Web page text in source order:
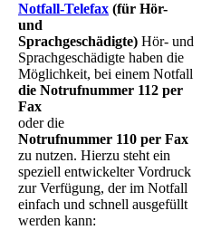
Notfall-Telefax (für Hör-
und
Sprachgeschädigte) Hör- und
Sprachgeschädigte haben die
Möglichkeit, bei einem Notfall
die Notrufnummer 112 per
Fax
oder die
Notrufnummer 110 per Fax
zu nutzen. Hierzu steht ein
speziell entwickelter Vordruck
zur Verfügung, der im Notfall
einfach und schnell ausgefüllt
werden kann: